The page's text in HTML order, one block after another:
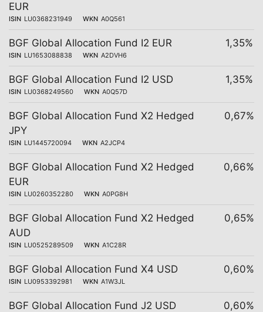
EUR
ISIN LU0368231949 WKN A0Q561
BGF Global Allocation Fund I2 EUR
ISIN LU1653088838 WKN A2DVH6
1,35%
BGF Global Allocation Fund I2 USD
ISIN LU0368249560 WKN A0Q57D
1,35%
BGF Global Allocation Fund X2 Hedged
JPY
ISIN LU1445720094 WKN A2JCP4
0,67%
BGF Global Allocation Fund X2 Hedged
EUR
ISIN LU0260352280 WKN A0PG8H
0,66%
BGF Global Allocation Fund X2 Hedged
AUD
ISIN LU0525289509 WKN A1C28R
0,65%
BGF Global Allocation Fund X4 USD
ISIN LU0953392981 WKN A1W3JL
0,60%
BGF Global Allocation Fund J2 USD 0,60%